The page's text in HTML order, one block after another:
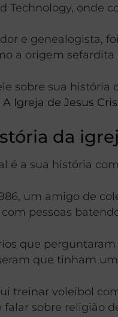
Technology, onde
e genealogista,
a origem sefardita
sobre sua história
A Igreja de Jesus
da
é a sua história
um amigo de
pessoas
que
que tinham
treinar voleibol
falar sobre religião